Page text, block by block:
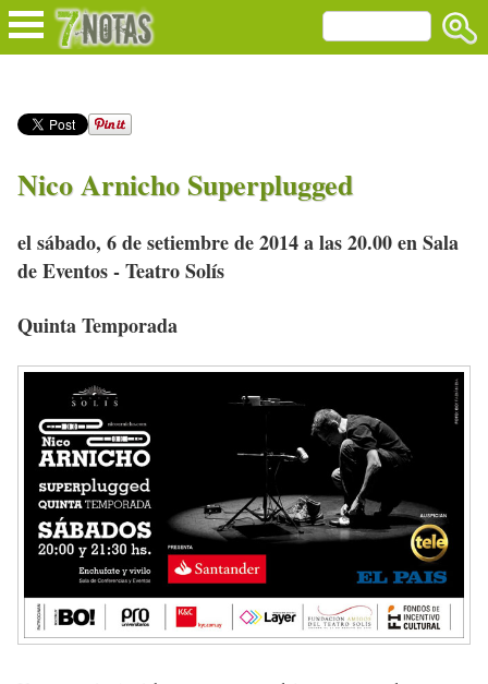
Nico Arnicho Superplugged
el sábado, 6 de setiembre de 2014 a las 20.00 en Sala
de Eventos - Teatro Solís
Quinta Temporada